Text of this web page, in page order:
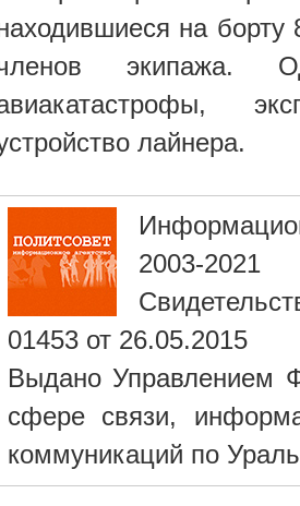
на
экипажа.
лайнера.
2003-2021
01453 от 26.05.2015
Выдано Управлением
сфере связи,
коммуникаций по